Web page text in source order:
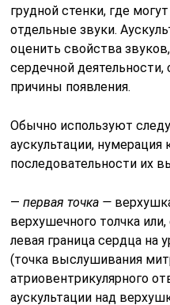
грудной стенки, где
отдельные звуки.
оценить свойства
сердеч­ной деятельности,
причины появления.
Обычно используют
аускульта­ции,
последовательности их
—первая точка —
верхушечного толчка
левая граница сердца на
(точка выслушивания
атриовентрикулярного
аус­культации над